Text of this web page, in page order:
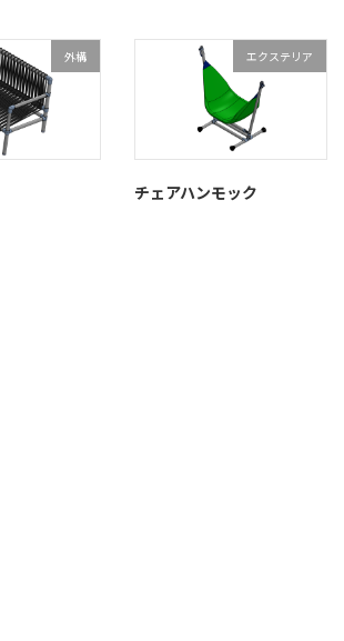
外構 エクステリア
チェアハンモック